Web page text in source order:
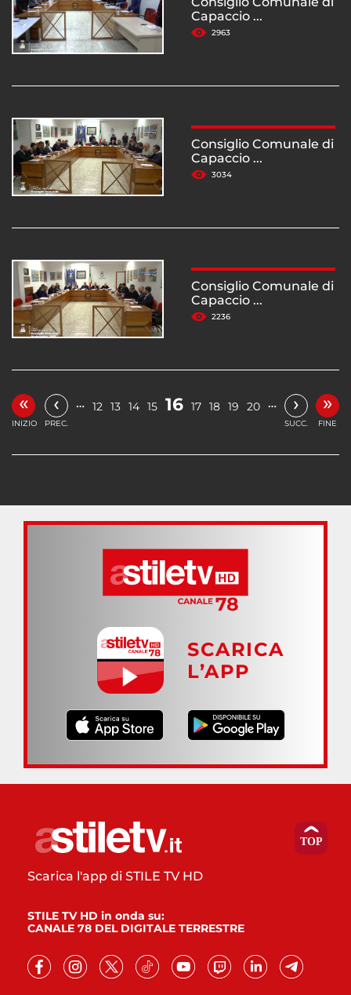
Capaccio ...
2963
Consiglio Comunale di
Capaccio ...
3034
Consiglio Comunale di
Capaccio ...
2236
«
INIZIO
‹
PREC.
… 12 13 14 15 16 17 18 19 20 … ›
SUCC.
»
FINE
SCARICA
L’APP
Scarica l'app di STILE TV HD
STILE TV HD in onda su:
CANALE 78 DEL DIGITALE TERRESTRE